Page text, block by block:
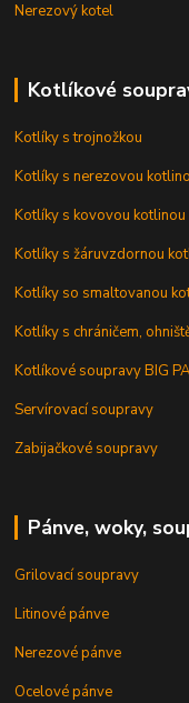
Nerezový kotel
Kotlíkové
Kotlíky s trojnožkou
Kotlíky s nerezovou
Kotlíky s kovovou kotlinou
Kotlíky s žáruvzdornou
Kotlíky so smaltovanou
Kotlíky s chráničem,
Kotlíkové soupravy BIG
Servírovací soupravy
Zabijačkové soupravy
Pánve, woky,
Grilovací soupravy
Litinové pánve
Nerezové pánve
Ocelové pánve